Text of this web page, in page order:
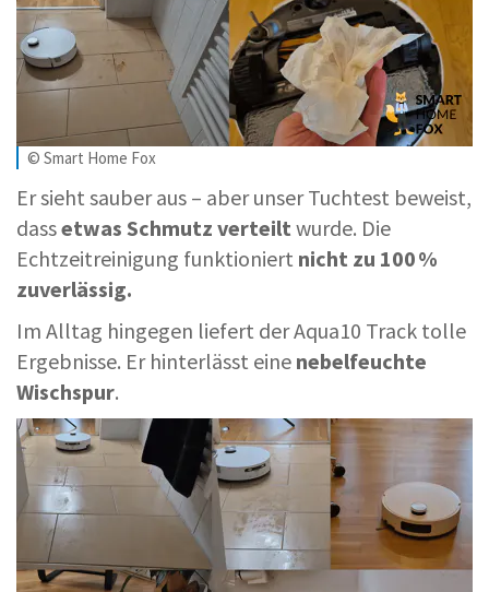
© Smart Home Fox
Er sieht sauber aus – aber unser Tuchtest beweist,
dassetwas Schmutz verteilt wurde. Die
Echtzeitreinigung funktioniert nicht zu 100 %
zuverlässig.
Im Alltag hingegen liefert der Aqua10 Track tolle
Ergebnisse. Er hinterlässt eine nebelfeuchte
Wischspur.